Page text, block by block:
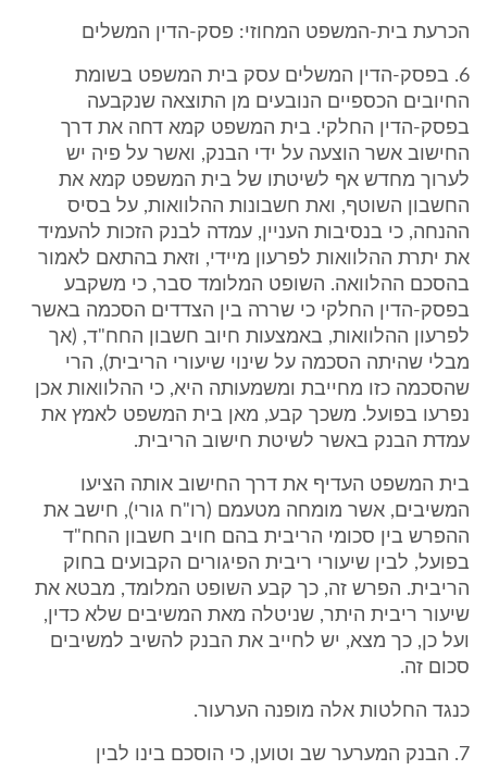
הכרעת בית-המשפט המחוזי: פסק-הדין המשלים
6. בפסק-הדין המשלים עסק בית המשפט בשומת
החיובים הכספיים הנובעים מן התוצאה שנקבעה
בפסק-הדין החלקי. בית המשפט קמא דחה את דרך
החישוב אשר הוצעה על ידי הבנק, ואשר על פיה יש
לערוך מחדש אף לשיטתו של בית המשפט קמא את
החשבון השוטף, ואת חשבונות ההלוואות, על בסיס
ההנחה, כי בנסיבות העניין, עמדה לבנק הזכות להעמיד
את יתרת ההלוואות לפרעון מיידי, וזאת בהתאם לאמור
בהסכם ההלוואה. השופט המלומד סבר, כי משקבע
בפסק-הדין החלקי כי שררה בין הצדדים הסכמה באשר
לפרעון ההלוואות, באמצעות חיוב חשבון החח"ד, (אך
מבלי שהיתה הסכמה על שינוי שיעורי הריבית), הרי
שהסכמה כזו מחייבת ומשמעותה היא, כי ההלוואות אכן
נפרעו בפועל. משכך קבע, מאן בית המשפט לאמץ את
עמדת הבנק באשר לשיטת חישוב הריבית.
בית המשפט העדיף את דרך החישוב אותה הציעו
המשיבים, אשר מומחה מטעמם (רו"ח גורי), חישב את
ההפרש בין סכומי הריבית בהם חויב חשבון החח"ד
בפועל, לבין שיעורי ריבית הפיגורים הקבועים בחוק
הריבית. הפרש זה, כך קבע השופט המלומד, מבטא את
שיעור ריבית היתר, שניטלה מאת המשיבים שלא כדין,
ועל כן, כך מצא, יש לחייב את הבנק להשיב למשיבים
סכום זה.
כנגד החלטות אלה מופנה הערעור.
7. הבנק המערער שב וטוען, כי הוסכם בינו לבין